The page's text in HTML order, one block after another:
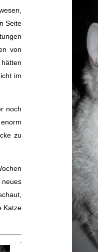
Seite
von
im
noch
zu
Katze